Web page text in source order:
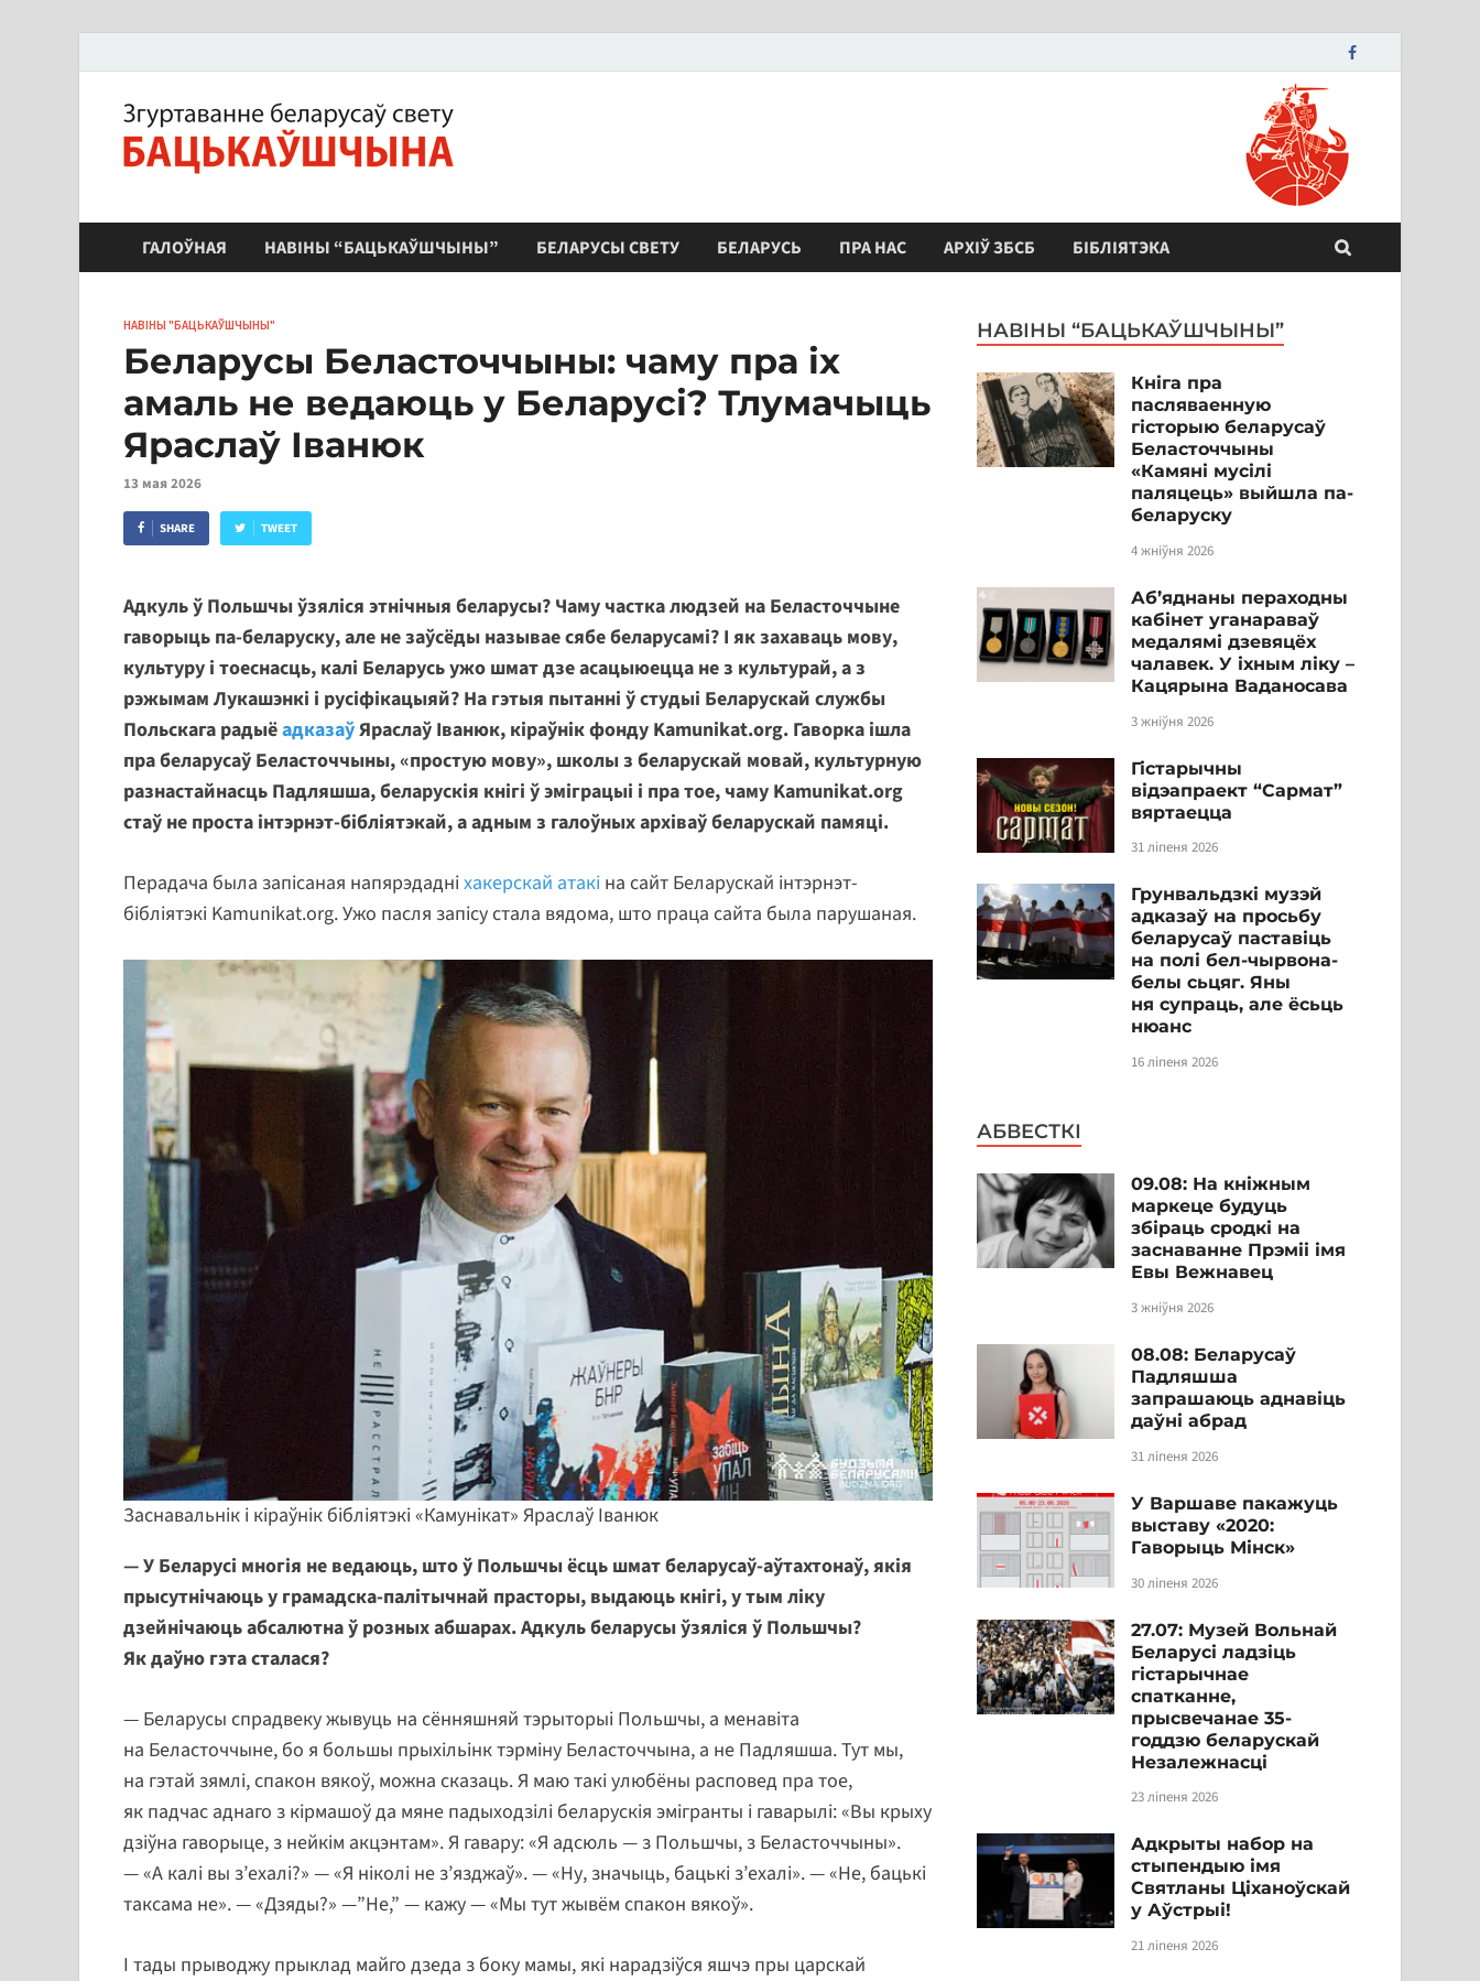
ЗБС "Бацькаўшчына"
ГАЛОЎНАЯ НАВІНЫ “БАЦЬКАЎШЧЫНЫ” БЕЛАРУСЫ СВЕТУ БЕЛАРУСЬ ПРА НАС АРХІЎ ЗБСБ БІБЛІЯТЭКА
НАВІНЫ "БАЦЬКАЎШЧЫНЫ"
Беларусы Беласточчыны: чаму пра іх
амаль не ведаюць у Беларусі? Тлумачыць
Яраслаў Іванюк
13 мая 2026
SHARE TWEET
Адкуль ў Польшчы ўзяліся этнічныя беларусы? Чаму частка людзей на Беласточчыне
гаворыць па-беларуску, але не заўсёды называе сябе беларусамі? І як захаваць мову,
культуру і тоеснасць, калі Беларусь ужо шмат дзе асацыюецца не з культурай, а з
рэжымам Лукашэнкі і русіфікацыяй? На гэтыя пытанні ў студыі Беларускай службы
Польскага радыёадказаўЯраслаў Іванюк, кіраўнік фонду Kamunikat.org. Гаворка ішла
пра беларусаў Беласточчыны, «простую мову», школы з беларускай мовай, культурную
разнастайнасць Падляшша, беларускія кнігі ў эміграцыі і пра тое, чаму Kamunikat.org
стаў не проста інтэрнэт-бібліятэкай, а адным з галоўных архіваў беларускай памяці.
Перадача была запісаная напярэдадніхакерскай атакі на сайт Беларускай інтэрнэт-
бібліятэкі Kamunikat.org. Ужо пасля запісу стала вядома, што праца сайта была парушаная.
Заснавальнік і кіраўнік бібліятэкі «Камунікат» Яраслаў Іванюк
— У Беларусі многія не ведаюць, што ў Польшчы ёсць шмат беларусаў-аўтахтонаў, якія
прысутнічаюць у грамадска-палітычнай прасторы, выдаюць кнігі, у тым ліку
дзейнічаюць абсалютна ў розных абшарах. Адкуль беларусы ўзяліся ў Польшчы?
Як даўно гэта сталася?
— Беларусы спрадвеку жывуць на сённяшняй тэрыторыі Польшчы, а менавіта
на Беласточчыне, бо я большы прыхільінк тэрміну Беласточчына, а не Падляшша. Тут мы,
на гэтай зямлі, спакон вякоў, можна сказаць. Я маю такі улюбёны расповед пра тое,
як падчас аднаго з кірмашоў да мяне падыходзілі беларускія эмігранты і гаварылі: «Вы крыху
дзіўна гаворыце, з нейкім акцэнтам». Я гавару: «Я адсюль — з Польшчы, з Беласточчыны».
— «А калі вы з’ехалі?» — «Я ніколі не з’язджаў». — «Ну, значыць, бацькі з’ехалі». — «Не, бацькі
таксама не». — «Дзяды?» —”Не,” — кажу — «Мы тут жывём спакон вякоў».
І тады прыводжу прыклад майго дзеда з боку мамы, які нарадзіўся яшчэ пры царскай
НАВІНЫ “БАЦЬКАЎШЧЫНЫ”
Кніга пра
пасляваенную
гісторыю беларусаў
Беласточчыны
«Камяні мусілі
паляцець» выйшла па-
беларуску
4 жніўня 2026
Аб’яднаны пераходны
кабінет уганараваў
медалямі дзевяцёх
чалавек. У іхным ліку –
Кацярына Ваданосава
3 жніўня 2026
Гістарычны
відэапраект “Сармат”
вяртаецца
31 ліпеня 2026
Грунвальдзкі музэй
адказаў на просьбу
беларусаў паставіць
на полі бел-чырвона-
белы сьцяг. Яны
ня супраць, але ёсьць
нюанс
16 ліпеня 2026
АБВЕСТКІ
09.08: На кніжным
маркеце будуць
збіраць сродкі на
заснаванне Прэміі імя
Евы Вежнавец
3 жніўня 2026
08.08: Беларусаў
Падляшша
запрашаюць аднавіць
даўні абрад
31 ліпеня 2026
У Варшаве пакажуць
выставу «2020:
Гаворыць Мінск»
30 ліпеня 2026
27.07: Музей Вольнай
Беларусі ладзіць
гістарычнае
спатканне,
прысвечанае 35-
годдзю беларускай
Незалежнасці
23 ліпеня 2026
Адкрыты набор на
стыпендыю імя
Святланы Ціханоўскай
у Аўстрыі!
21 ліпеня 2026